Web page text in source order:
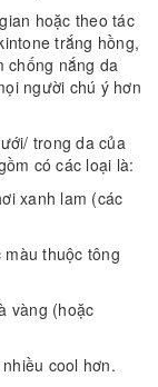
hoặc theo tác
trắng hồng,
chống nắng da
người chú ý hơn
trong da của
có các loại là:
xanh lam (các
thuộc tông
vàng (hoặc
cool hơn.